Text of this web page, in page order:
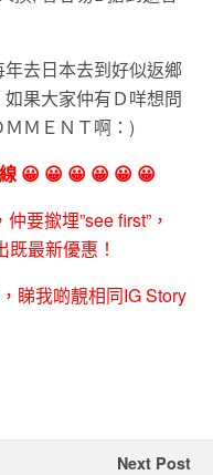
去日本去到好似返鄉
果大家仲有Ｄ咩想問
ＭＥＮＴ啊：)
😀 😀 😀 😀 😀 😀
仲要撳埋”see first”，
最新優惠！
，睇我啲靚相同IG Story
Next Post